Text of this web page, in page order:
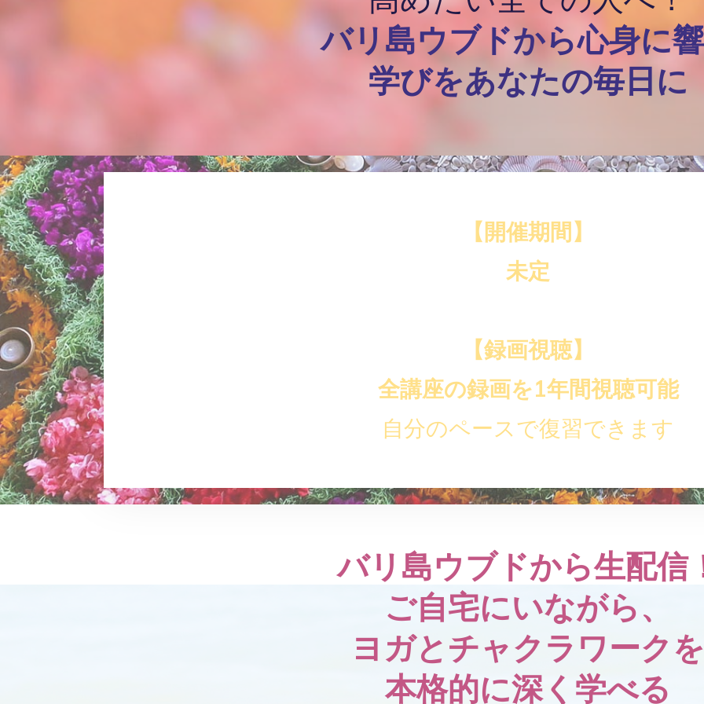
バリ島ウブドから心身に
学びをあなたの毎日に
【開催期間】
未定
【録画視聴】
全講座の録画を1年間視聴可能
自分のペースで復習できます
バリ島ウブドから生配信
ご自宅にいながら、
ヨガとチャクラワークを
本格的に深く学べる